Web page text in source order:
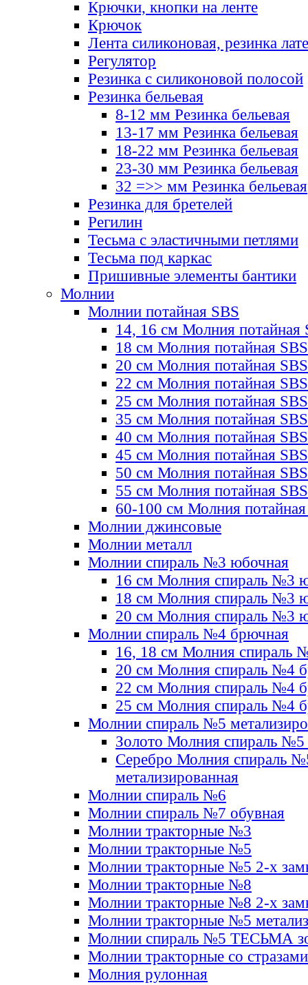
Крючки, кнопки на ленте
Крючок
Лента силиконовая, резинка
Регулятор
Резинка с силиконовой полосой
Резинка бельевая
8-12 мм Резинка бельевая
13-17 мм Резинка бельевая
18-22 мм Резинка бельевая
23-30 мм Резинка бельевая
32 =>> мм Резинка бельевая
Резинка для бретелей
Регилин
Тесьма с эластичными петлями
Тесьма под каркас
Пришивные элементы бантики
Молнии
Молнии потайная SBS
14, 16 см Молния потайная
18 см Молния потайная SBS
20 см Молния потайная SBS
22 см Молния потайная SBS
25 см Молния потайная SBS
35 см Молния потайная SBS
40 см Молния потайная SBS
45 см Молния потайная SBS
50 см Молния потайная SBS
55 см Молния потайная SBS
60-100 см Молния
Молнии джинсовые
Молнии металл
Молнии спираль №3 юбочная
16 см Молния спираль №3
18 см Молния спираль №3
20 см Молния спираль №3
Молнии спираль №4 брючная
16, 18 см Молния спираль
20 см Молния спираль №4
22 см Молния спираль №4
25 см Молния спираль №4
Молнии спираль №5
Золото Молния спираль №5
Серебро Молния спираль
метализированная
Молнии спираль №6
Молнии спираль №7 обувная
Молнии тракторные №3
Молнии тракторные №5
Молнии тракторные №5 2-х
Молнии тракторные №8
Молнии тракторные №8 2-х
Молнии тракторные №5
Молнии спираль №5 ТЕСЬМА
Молнии тракторные со стразами
Молния рулонная